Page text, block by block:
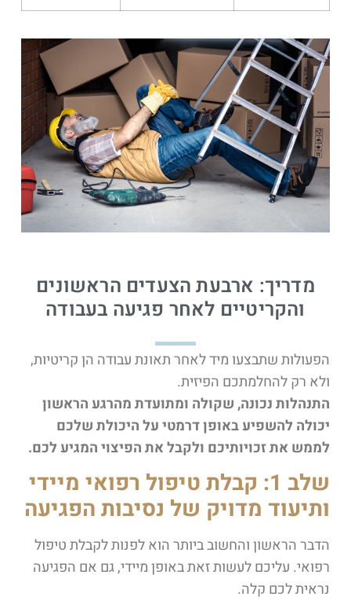
מדריך: ארבעת הצעדים הראשונים
והקריטיים לאחר פגיעה בעבודה
הפעולות שתבצעו מיד לאחר תאונת עבודה הן קריטיות,
ולא רק להחלמתכם הפיזית.
התנהלות נכונה, שקולה ומתועדת מהרגע הראשון
יכולה להשפיע באופן דרמטי על היכולת שלכם
לממש את זכויותיכם ולקבל את הפיצוי המגיע לכם.
שלב 1: קבלת טיפול רפואי מיידי
ותיעוד מדויק של נסיבות הפגיעה
הדבר הראשון והחשוב ביותר הוא לפנות לקבלת טיפול
רפואי. עליכם לעשות זאת באופן מיידי, גם אם הפגיעה
נראית לכם קלה.